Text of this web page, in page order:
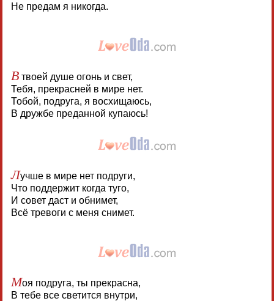
Не предам я никогда.
Втвоей душе огонь и свет,
Тебя, прекрасней в мире нет.
Тобой, подруга, я восхищаюсь,
В дружбе преданной купаюсь!
Лучше в мире нет подруги,
Что поддержит когда туго,
И совет даст и обнимет,
Всё тревоги с меня снимет.
Моя подруга, ты прекрасна,
В тебе все светится внутри,